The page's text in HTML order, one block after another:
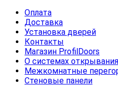
Оплата
Доставка
Установка дверей
Контакты
Магазин ProfilDoors
О системах открывания
Межкомнатные
Стеновые панели